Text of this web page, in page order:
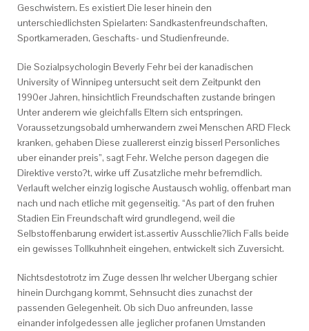
Geschwistern. Es existiert Die leser hinein den
unterschiedlichsten Spielarten: Sandkastenfreundschaften,
Sportkameraden, Geschafts- und Studienfreunde.
Die Sozialpsychologin Beverly Fehr bei der kanadischen
University of Winnipeg untersucht seit dem Zeitpunkt den
1990er Jahren, hinsichtlich Freundschaften zustande bringen
Unter anderem wie gleichfalls Eltern sich entspringen.
Voraussetzungsobald umherwandern zwei Menschen ARD Fleck
kranken, gehaben Diese zuallererst einzig bisserl Personliches
uber einander preis”, sagt Fehr. Welche person dagegen die
Direktive versto?t, wirke uff Zusatzliche mehr befremdlich.
Verlauft welcher einzig logische Austausch wohlig, offenbart man
nach und nach etliche mit gegenseitig. “As part of den fruhen
Stadien Ein Freundschaft wird grundlegend, weil die
Selbstoffenbarung erwidert ist.assertiv Ausschlie?lich Falls beide
ein gewisses Tollkuhnheit eingehen, entwickelt sich Zuversicht.
Nichtsdestotrotz im Zuge dessen Ihr welcher Ubergang schier
hinein Durchgang kommt, Sehnsucht dies zunachst der
passenden Gelegenheit. Ob sich Duo anfreunden, lasse
einander infolgedessen alle jeglicher profanen Umstanden